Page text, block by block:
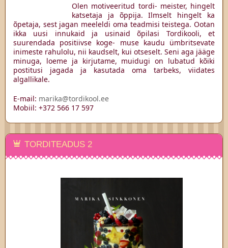
Olen motiveeritud tordi- meister, hingelt
katsetaja ja õppija. Ilmselt hingelt ka
õpetaja, sest jagan meeleldi oma teadmisi teistega. Ootan
ikka uusi innukaid ja usinaid õpilasi Tordikooli, et
suurendada positiivse koge- muse kaudu ümbritsevate
inimeste rahulolu, nii kaudselt, kui otseselt. Seni aga jääge
minuga, loeme ja kirjutame, muidugi on lubatud kõiki
postitusi jagada ja kasutada oma tarbeks, viidates
algallikale.
E-mail: marika@tordikool.ee
Mobiil: +372 566 17 597
TORDITEADUS 2